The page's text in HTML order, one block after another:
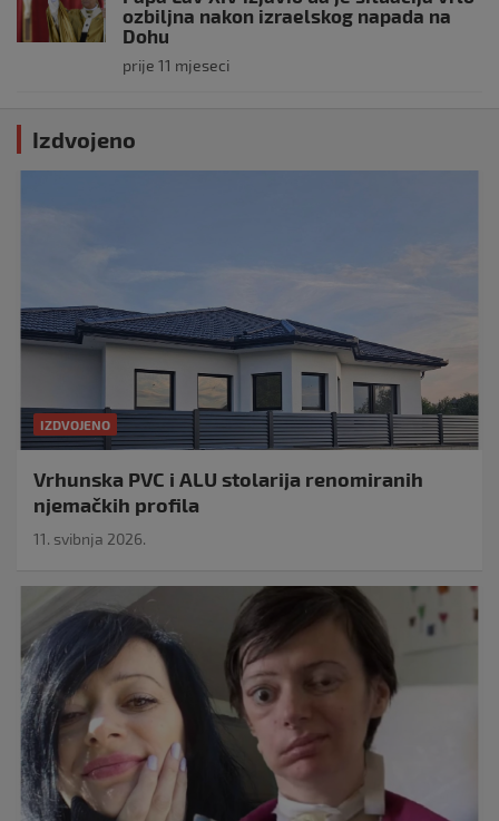
ozbiljna nakon izraelskog napada na
Dohu
prije 11 mjeseci
Izdvojeno
IZDVOJENO
Vrhunska PVC i ALU stolarija renomiranih
njemačkih profila
11. svibnja 2026.